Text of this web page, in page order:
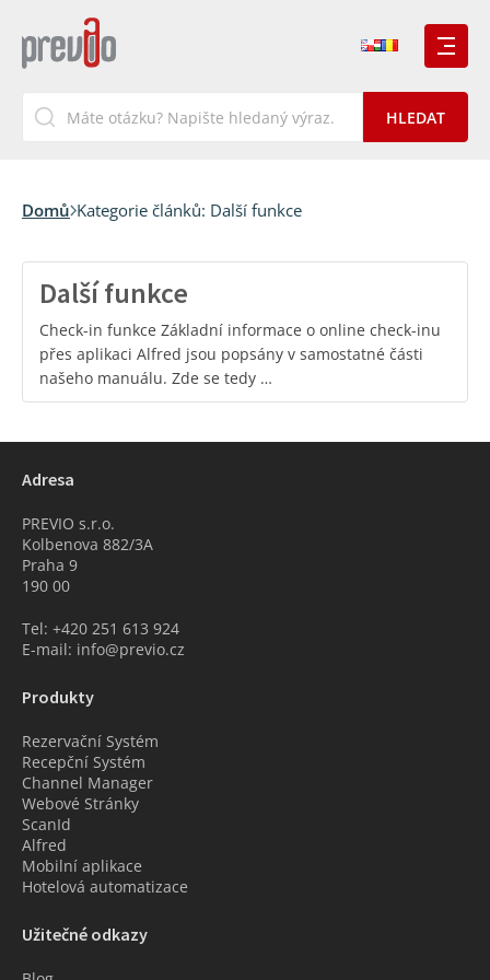
Domů Kategorie článků: Další funkce
Další funkce
Check-in funkce Základní informace o online check-inu
přes aplikaci Alfred jsou popsány v samostatné části
našeho manuálu. Zde se tedy …
Adresa
PREVIO s.r.o.
Kolbenova 882/3A
Praha 9
190 00
Tel: +420 251 613 924
E-mail: info@previo.cz
Produkty
Rezervační Systém
Recepční Systém
Channel Manager
Webové Stránky
ScanId
Alfred
Mobilní aplikace
Hotelová automatizace
Užitečné odkazy